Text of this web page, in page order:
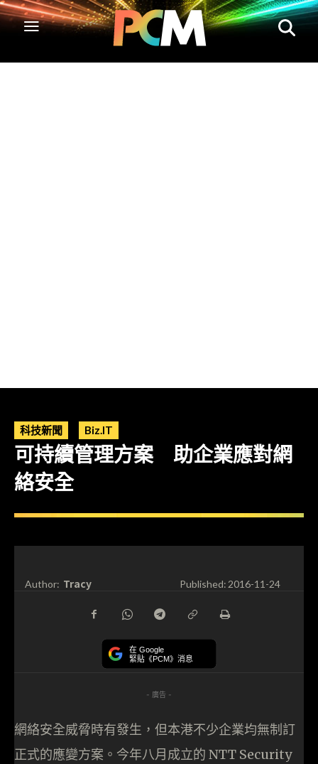
科技新聞 Biz.IT
可持續管理方案 助企業應對網
絡安全
Author: Tracy Published:2016-11-24
在 Google
緊貼《PCM》消息
- 廣告 -
網絡安全威脅時有發生，但本港不少企業均無制訂
正式的應變方案。今年八月成立的 NTT Security